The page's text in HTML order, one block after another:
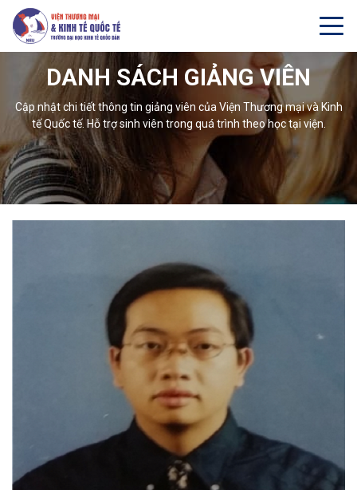
DANH SÁCH GIẢNG VIÊN
Cập nhật chi tiết thông tin giảng viên của Viện Thương mại và Kinh
tế Quốc tế. Hỗ trợ sinh viên trong quá trình theo học tại viện.